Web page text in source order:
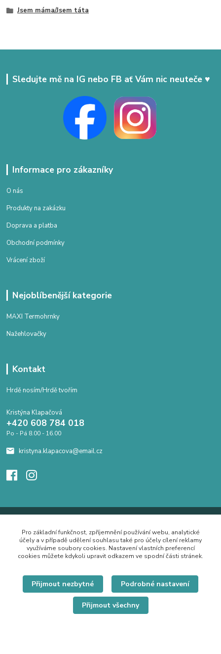
Jsem máma/Jsem táta
Sledujte mě na IG nebo FB ať Vám nic neuteče ♥
Informace pro zákazníky
O nás
Produkty na zakázku
Doprava a platba
Obchodní podmínky
Vrácení zboží
Nejoblíbenější kategorie
MAXI Termohrnky
Nažehlovačky
Kontakt
Hrdě nosím/Hrdě tvořím
Kristýna Klapačová
+420 608 784 018
Po - Pá 8.00 - 16.00
kristyna.klapacova@email.cz
Pro základní funkčnost, zpříjemnění používání webu, analytické
účely a v případě udělení souhlasu také pro účely cílení reklamy
využíváme soubory cookies. Nastavení vlastních preferencí
cookies můžete kdykoli upravit odkazem ve spodní části stránek.
Přijmout nezbytné Podrobné nastavení
Přijmout všechny